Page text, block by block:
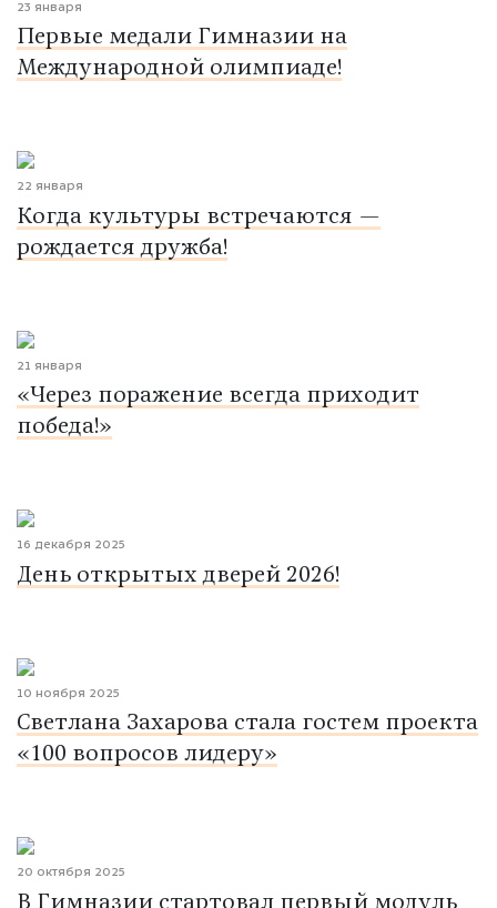
23 января
Первые медали Гимназии на
Международной олимпиаде!
22 января
Когда культуры встречаются —
рождается дружба!
21 января
«Через поражение всегда приходит
победа!»
16 декабря 2025
День открытых дверей 2026!
10 ноября 2025
Светлана Захарова стала гостем проекта
«100 вопросов лидеру»
20 октября 2025
В Гимназии стартовал первый модуль